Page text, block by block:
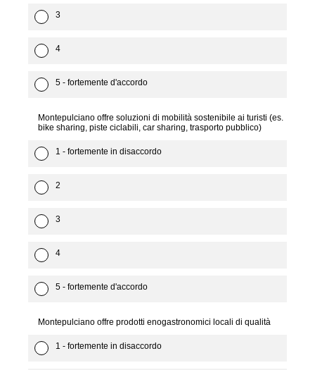
3
4
5 - fortemente d'accordo
Montepulciano offre soluzioni di mobilità sostenibile ai turisti (es.
bike sharing, piste ciclabili, car sharing, trasporto pubblico)
1 - fortemente in disaccordo
2
3
4
5 - fortemente d'accordo
Montepulciano offre prodotti enogastronomici locali di qualità
1 - fortemente in disaccordo